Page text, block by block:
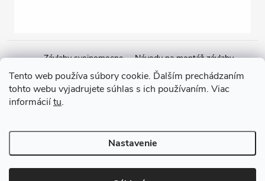
Tento web používa súbory cookie. Ďalším prechádzaním
tohto webu vyjadrujete súhlas s ich používaním. Viac
informáciítu.
Nastavenie
Závlahy svojpomocne
Návody na montáž závlahy
Cenová ponuka na závlahu
Blogové články
Čerpacie zostavy
Poradenstvo
Ponorné čerpadlá
Vytvoril Shoptet
Copyright 2026GARDEN STREET. Všetky práva vyhradené.